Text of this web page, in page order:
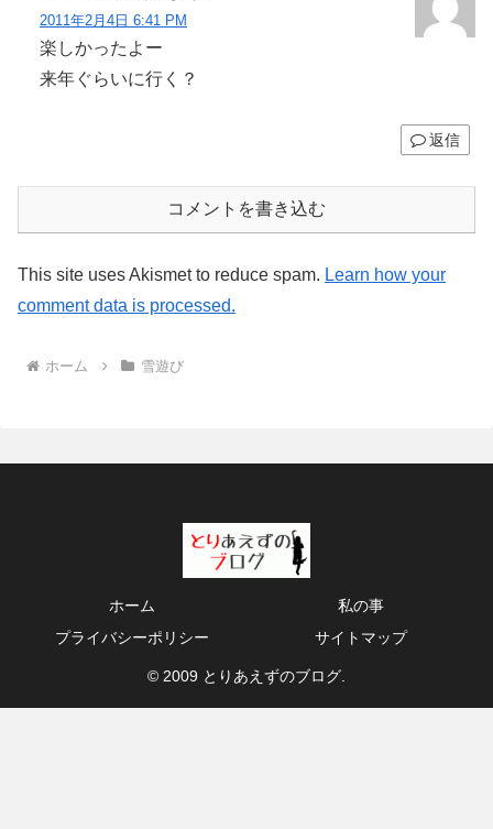
2011年2月4日 6:41 PM
楽しかったよー
来年ぐらいに行く？
返信
コメントを書き込む
This site uses Akismet to reduce spam. Learn how your
comment data is processed.
ホーム 雪遊び
ホーム
私の事
プライバシーポリシー
サイトマップ
© 2009 とりあえずのブログ.